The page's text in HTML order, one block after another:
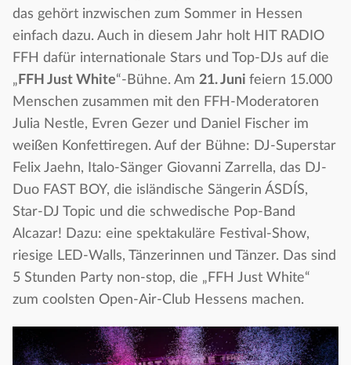
das gehört inzwischen zum Sommer in Hessen
einfach dazu. Auch in diesem Jahr holt HIT RADIO
FFH dafür internationale Stars und Top-DJs auf die
„ FFH Just White“-Bühne. Am 21. Juni feiern 15.000
Menschen zusammen mit den FFH-Moderatoren
Julia Nestle, Evren Gezer und Daniel Fischer im
weißen Konfettiregen. Auf der Bühne: DJ-Superstar
Felix Jaehn, Italo-Sänger Giovanni Zarrella, das DJ-
Duo FAST BOY, die isländische Sängerin ÁSDÍS,
Star-DJ Topic und die schwedische Pop-Band
Alcazar! Dazu: eine spektakuläre Festival-Show,
riesige LED-Walls, Tänzerinnen und Tänzer. Das sind
5 Stunden Party non-stop, die „FFH Just White“
zum coolsten Open-Air-Club Hessens machen.